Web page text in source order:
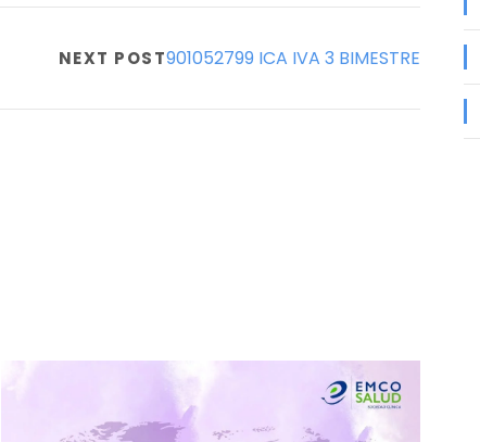
NEXT POST901052799 ICA IVA 3 BIMESTRE